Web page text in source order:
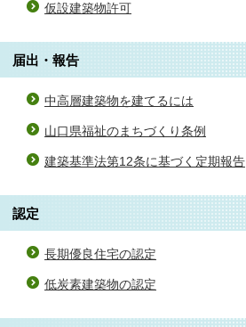
仮設建築物許可
届出・報告
中高層建築物を建てるには
山口県福祉のまちづくり条例
建築基準法第12条に基づく定期報告
認定
長期優良住宅の認定
低炭素建築物の認定